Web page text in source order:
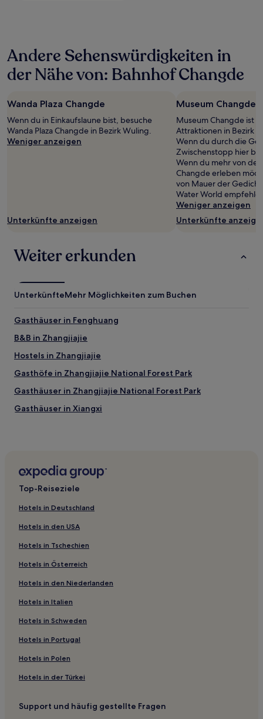
24 Stunden
für
einen
1 Übernachtung
von
2 Erwachsenen
gefunden
wurde.
Es
Bedingungen
gelten.
Andere Sehenswürdigkeiten in
der Nähe von: Bahnhof Changde
Wanda Plaza Changde
Wenn du in Einkaufslaune bist, besuche
Wanda Plaza Changde in Bezirk Wuling.
Weniger anzeigen
Unterkünfte anzeigen
Museum Changde
Museum Changde ist
Attraktionen in Bezirk
Wenn du durch die
Zwischenstopp hier
Wenn du mehr von
Changde erleben
von Mauer der
Water World
Weniger anzeigen
Unterkünfte
Weiter erkunden
UnterkünfteMehr Möglichkeiten zum Buchen
Gasthäuser in Fenghuang
B&B in Zhangjiajie
Hostels in Zhangjiajie
Gasthöfe in Zhangjiajie National Forest Park
Gasthäuser in Zhangjiajie National Forest Park
Gasthäuser in Xiangxi
Haustierfreundliche in Fenghuang
Günstige in Yueyang
Business in Xiangxi
Günstige in Zhuzhou
Günstige in Yiyang
Günstige in Huaihua
Günstige in Kreis Hengyang
Familien in Changsha
Günstige in Ningxiang
Hotels mit Parkplatz nahe Zhangjiajie National Forest Park
Günstige nahe Zhangjiajie National Forest Park
Familien nahe Zhangjiajie National Forest Park
Business nahe Zhangjiajie National Forest Park
Top-Reiseziele
Hotels in Deutschland
Hotels in den USA
Hotels in Tschechien
Hotels in Österreich
Hotels in den Niederlanden
Hotels in Italien
Hotels in Schweden
Hotels in Portugal
Hotels in Polen
Hotels in der Türkei
Support und häufig gestellte Fragen